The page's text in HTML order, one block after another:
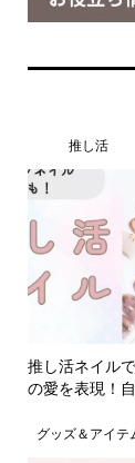
推し活
推し活ネイル
の愛を表現！
グッズ＆アイテ